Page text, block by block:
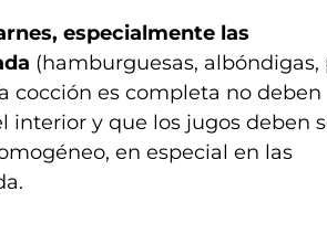
especialmente las
(hamburguesas, albóndigas,
cocción es completa no deben
interior y que los jugos deben
en especial en las